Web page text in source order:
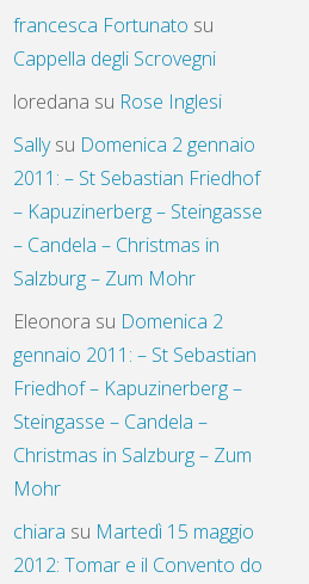
francesca Fortunato su
Cappella degli Scrovegni
loredana su Rose Inglesi
Sallysu Domenica 2 gennaio
2011: – St Sebastian Friedhof
– Kapuzinerberg – Steingasse
– Candela – Christmas in
Salzburg – Zum Mohr
Eleonora su Domenica 2
gennaio 2011: – St Sebastian
Friedhof – Kapuzinerberg –
Steingasse – Candela –
Christmas in Salzburg – Zum
Mohr
chiara su Martedì 15 maggio
2012: Tomar e il Convento do